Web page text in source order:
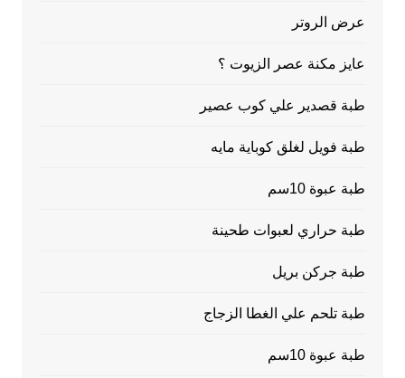
عرض الروتر
عايز مكنة عصر الزيوت ؟
طبة قصدير علي كوب عصير
طبة فويل لغلق كوباية مايه
طبة عبوة 10سم
طبة حراري لعبوات طحينة
طبة جركن بريل
طبة تلحم علي الغطا الزجاج
طبة عبوة 10سم